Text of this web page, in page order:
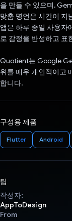
을 만들 수 있으며,
맞춤 명언은 시간이 지
앱은 하루 종일 사용자
로 감정을 반성하고 표
Quotient는 Google
위를 매우 개인적이고
합니다.
구성용 제품
Flutter Android
팀
작성자:
AppToDesign
From